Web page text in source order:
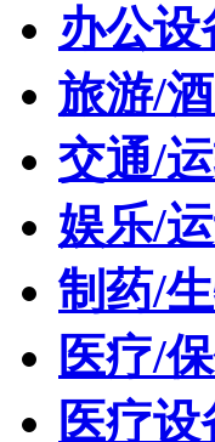
办公设
旅游/
交通/
娱乐/
制药/
医疗/
医疗